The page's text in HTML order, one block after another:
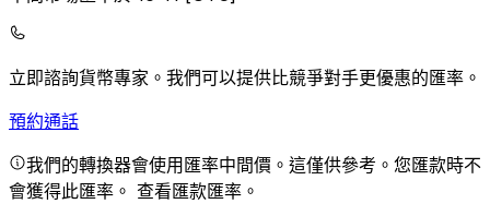
立即諮詢貨幣專家。 我們可以提供比競爭對手更優惠的匯率。
預約通話
我們的轉換器會使用匯率中間價。這僅供參考。您匯款時不
會獲得此匯率。 查看匯款匯率。